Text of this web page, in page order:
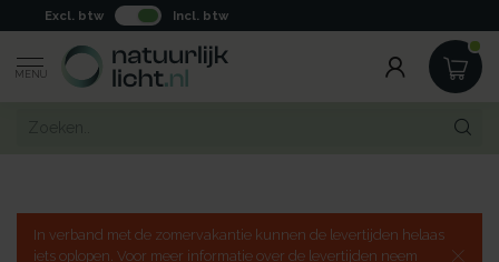
Excl. btw Incl. btw
MENU
In verband met de zomervakantie kunnen de levertijden helaas
iets oplopen. Voor meer informatie over de levertijden neem